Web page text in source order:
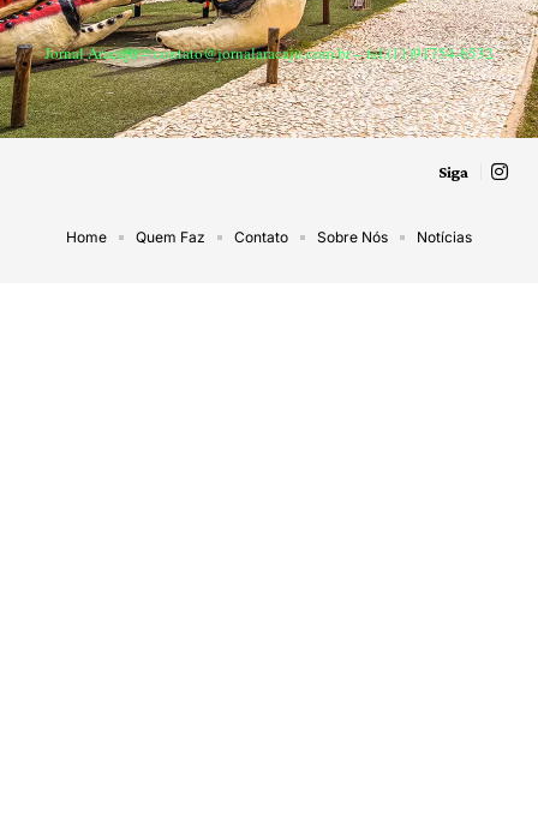
Jornal Aracaju –contato@jornalaracaju.com.br– tel.(11)91754-6532
Siga
Home Quem Faz Contato Sobre Nós Notícias